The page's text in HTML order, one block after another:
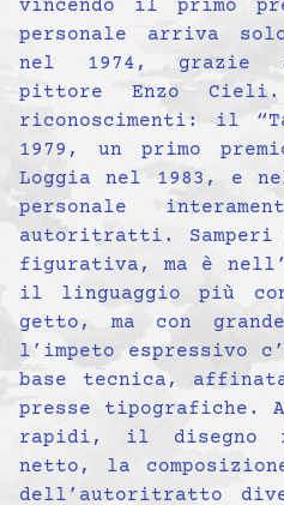
vincendo il primo
personale arriva
nel 1974, grazie
pittore Enzo
riconoscimenti: il
1979, un primo
Loggia nel 1983, e
personale
autoritratti.
figurativa, ma è
il linguaggio più
getto, ma con
l’impeto espressivo
base tecnica,
presse tipografiche.
rapidi, il disegno
netto, la
dell’autoritratto